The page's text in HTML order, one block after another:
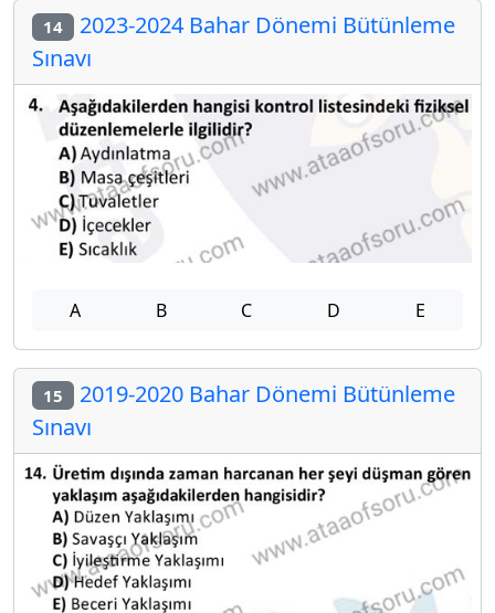
14 2023-2024 Bahar Dönemi Bütünleme
Sınavı
A B C D E
15 2019-2020 Bahar Dönemi Bütünleme
Sınavı